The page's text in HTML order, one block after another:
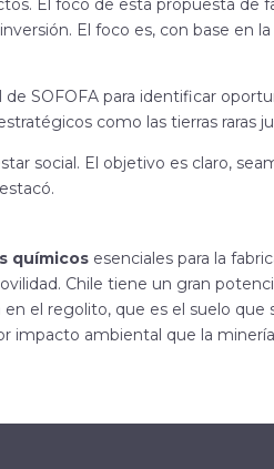
El foco de esta propuesta de
El foco es, con base en
SOFOFA para identificar
como las tierras raras
social. El objetivo es claro,
químicos esenciales para la
Chile tiene un gran
el regolito, que es el suelo que
ambiental que la